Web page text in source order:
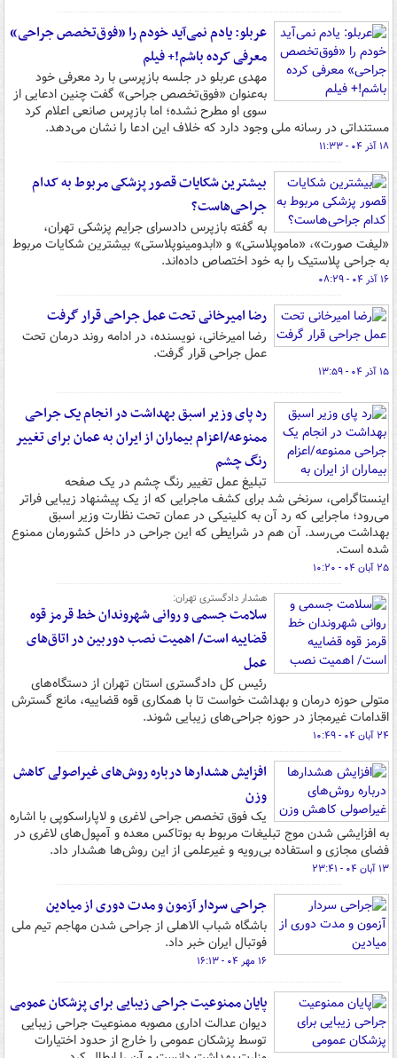
عربلو: یادم نمی‌آید خودم را «فوق‌تخصص جراحی»
معرفی کرده باشم!+ فیلم
مهدی عربلو در جلسه بازپرسی با رد معرفی خود
به‌عنوان «فوق‌تخصص جراحی» گفت چنین ادعایی از
سوی او مطرح نشده؛ اما بازپرس صانعی اعلام کرد
مستنداتی در رسانه ملی وجود دارد که خلاف این ادعا را نشان می‌دهد.
۱۸ آذر ۰۴ - ۱۱:۳۳
بیشترین شکایات قصور پزشکی مربوط به کدام
جراحی‌هاست؟
به گفته بازپرس دادسرای جرایم پزشکی تهران،
«لیفت صورت»، «ماموپلاستی» و «ابدومینوپلاستی» بیشترین شکایات مربوط
به جراحی پلاستیک را به خود اختصاص داده‌اند.
۱۶ آذر ۰۴ - ۰۸:۲۹
رضا امیرخانی تحت عمل جراحی قرار گرفت
رضا امیرخانی، نویسنده، در ادامه روند درمان تحت
عمل جراحی قرار گرفت.
۱۵ آذر ۰۴ - ۱۳:۵۹
رد پای وزیر اسبق بهداشت در انجام یک جراحی
ممنوعه/اعزام بیماران از ایران به عمان برای تغییر
رنگ چشم
تبلیغ عمل تغییر رنگ چشم در یک صفحه
اینستاگرامی، سرنخی شد برای کشف ماجرایی که از یک پیشنهاد زیبایی فراتر
می‌رود؛ ماجرایی که رد آن به کلینیکی در عمان تحت نظارت وزیر اسبق
بهداشت می‌رسد. آن هم در شرایطی که این جراحی در داخل کشورمان ممنوع
شده است.
۲۵ آبان ۰۴ - ۱۰:۲۰
هشدار دادگستری تهران:
سلامت جسمی و روانی شهروندان خط قرمز قوه
قضاییه است/ اهمیت نصب دوربین در اتاق‌های
عمل
رئیس کل دادگستری استان تهران از دستگاه‌های
متولی حوزه درمان و بهداشت خواست تا با همکاری قوه قضاییه، مانع گسترش
اقدامات غیرمجاز در حوزه جراحی‌های زیبایی شوند.
۲۴ آبان ۰۴ - ۱۰:۴۹
افزایش هشدارها درباره روش‌های غیراصولی کاهش
وزن
یک فوق تخصص جراحی لاغری و لاپاراسکوپی با اشاره
به افزایشی شدن موج تبلیغات مربوط به بوتاکس معده و آمپول‌های لاغری در
فضای مجازی و استفاده بی‌رویه و غیرعلمی از این روش‌ها هشدار داد.
۱۳ آبان ۰۴ - ۲۳:۴۱
جراحی سردار آزمون و مدت دوری از میادین
باشگاه شباب الاهلی از جراحی شدن مهاجم تیم ملی
فوتبال ایران خبر داد.
۱۶ مهر ۰۴ - ۱۶:۱۳
پایان ممنوعیت جراحی زیبایی برای پزشکان عمومی
دیوان عدالت اداری مصوبه ممنوعیت جراحی زیبایی
توسط پزشکان عمومی را خارج از حدود اختیارات